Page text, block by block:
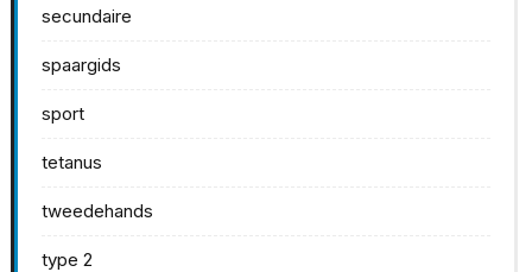
secundaire
spaargids
sport
tetanus
tweedehands
type 2